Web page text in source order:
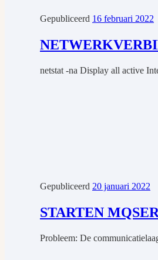
Gepubliceerd 16 februari 2022
netstat -na Display all active
Gepubliceerd 20 januari 2022
STARTEN
Probleem: De